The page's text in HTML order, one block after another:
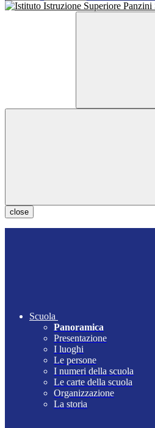
close
Scuola
Panoramica
Presentazione
I luoghi
Le persone
I numeri della scuola
Le carte della scuola
Organizzazione
La storia